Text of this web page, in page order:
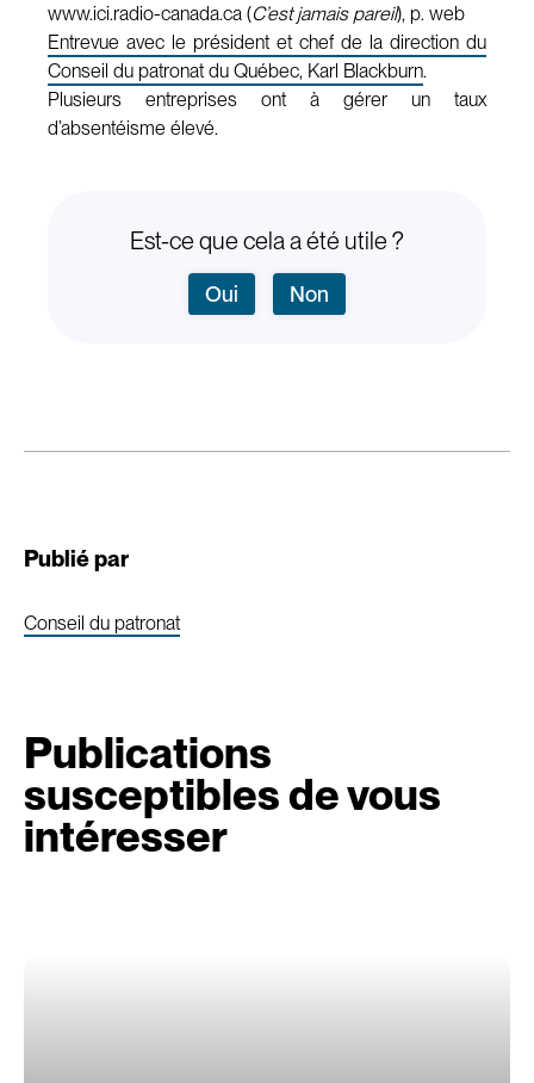
www.ici.radio-canada.ca (C’est jamais pareil), p. web
Entrevue avec le président et chef de la direction du
Conseil du patronat du Québec, Karl Blackburn.
Plusieurs entreprises ont à gérer un taux
d’absentéisme élevé.
Est-ce que cela a été utile ?
Oui Non
Publié par
Conseil du patronat
Publications
susceptibles de vous
intéresser